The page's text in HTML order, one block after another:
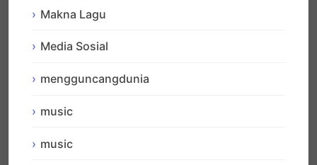
Makna Lagu
Media Sosial
mengguncangdunia
music
music